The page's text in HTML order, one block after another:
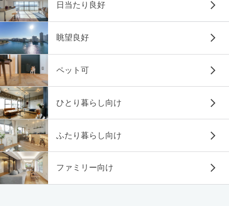
日当たり良好
眺望良好
ペット可
ひとり暮らし向け
ふたり暮らし向け
ファミリー向け